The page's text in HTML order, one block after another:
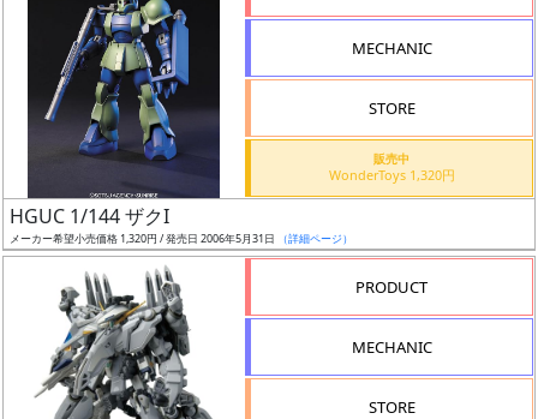
定
予
MECHANIC
STORE
販売中
WonderToys 1,320円
HGUC 1/144 ザクI
メーカー希望小売価格 1,320円 / 発売日 2006年5月31日 （詳細ページ）
PRODUCT
MECHANIC
STORE